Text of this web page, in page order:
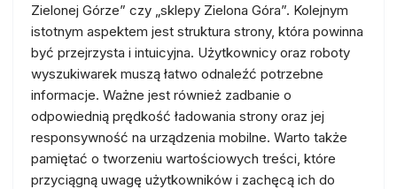
Zielonej Górze” czy „sklepy Zielona Góra”. Kolejnym
istotnym aspektem jest struktura strony, która powinna
być przejrzysta i intuicyjna. Użytkownicy oraz roboty
wyszukiwarek muszą łatwo odnaleźć potrzebne
informacje. Ważne jest również zadbanie o
odpowiednią prędkość ładowania strony oraz jej
responsywność na urządzenia mobilne. Warto także
pamiętać o tworzeniu wartościowych treści, które
przyciągną uwagę użytkowników i zachęcą ich do